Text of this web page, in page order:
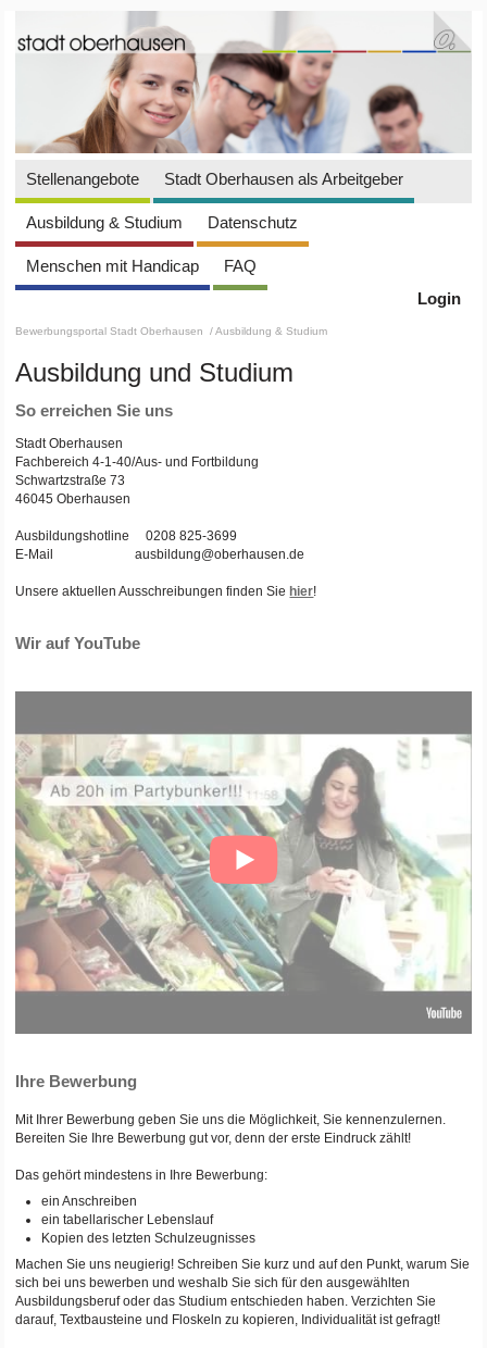
Stellenangebote Stadt Oberhausen als Arbeitgeber
Ausbildung & Studium Datenschutz
Menschen mit Handicap
FAQ
Login
Bewerbungsportal Stadt Oberhausen / Ausbildung & Studium
Ausbildung und Studium
So erreichen Sie uns
Stadt Oberhausen
Fachbereich 4-1-40/Aus- und Fortbildung
Schwartzstraße 73
46045 Oberhausen
Ausbildungshotline 0208 825-3699
E-Mail ausbildung@oberhausen.de
Unsere aktuellen Ausschreibungen finden Sie hier!
Wir auf YouTube
Ihre Bewerbung
Mit Ihrer Bewerbung geben Sie uns die Möglichkeit, Sie kennenzulernen.
Bereiten Sie Ihre Bewerbung gut vor, denn der erste Eindruck zählt!
Das gehört mindestens in Ihre Bewerbung:
ein Anschreiben
ein tabellarischer Lebenslauf
Kopien des letzten Schulzeugnisses
Machen Sie uns neugierig! Schreiben Sie kurz und auf den Punkt, warum Sie
sich bei uns bewerben und weshalb Sie sich für den ausgewählten
Ausbildungsberuf oder das Studium entschieden haben. Verzichten Sie
darauf, Textbausteine und Floskeln zu kopieren, Individualität ist gefragt!